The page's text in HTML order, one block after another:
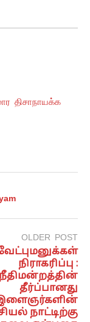
திசாநாயக்க
OLDER POST
நிராகரிப்பு :
நீதிமன்றத்தின்
தீர்ப்பானது
நாட்டிற்கு